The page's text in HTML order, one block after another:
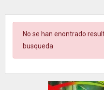
No se han enontrado
busqueda